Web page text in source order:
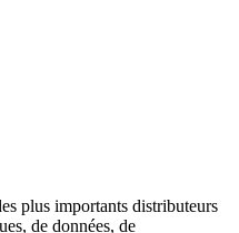
plus importants distributeurs
de données, de